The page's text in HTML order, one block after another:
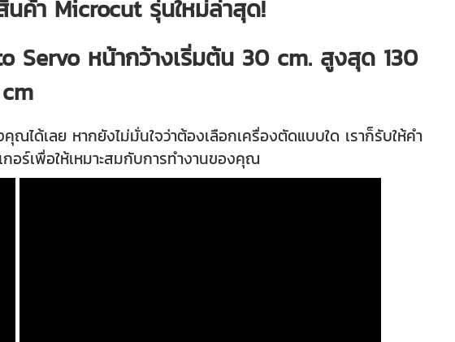
ค้า Microcut รุ่นใหม่ล่าสุด!
Servo หน้ากว้างเริ่มต้น 30 cm. สูงสุด 130
cm
ได้เลย หากยังไม่มั่นใจว่าต้องเลือกเครื่องตัดแบบใด เราก็รับให้คำ
อร์เพื่อให้เหมาะสมกับการทำงานของคุณ